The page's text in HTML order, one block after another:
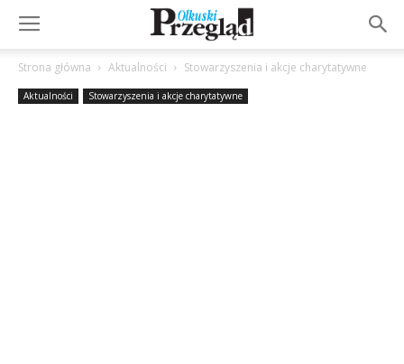
Strona główna Aktualności Stowarzyszenia i akcje charytatywne
Aktualności Stowarzyszenia i akcje charytatywne